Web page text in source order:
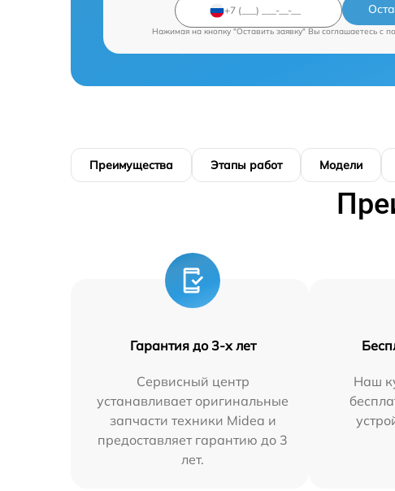
Нажимая на кнопку "Оставить заявку" Вы соглашаетесь c
Преимущества Этапы работ Модели
Гарантия до 3-х лет
Сервисный центр
устанавливает оригинальные
запчасти техники Midea и
предоставляет гарантию до 3
лет.
Наш